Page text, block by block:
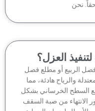
العزل؟
أو مطلع فصل
هادئة، مما
الخرساني بشكل
من صبة السقف